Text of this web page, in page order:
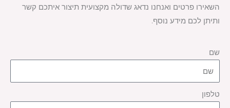
השאירו פרטים ואנחנו נדאג שדולה מקצועית תיצור איתכם קשר
ותיתן לכם מידע נוסף.
שם
טלפון